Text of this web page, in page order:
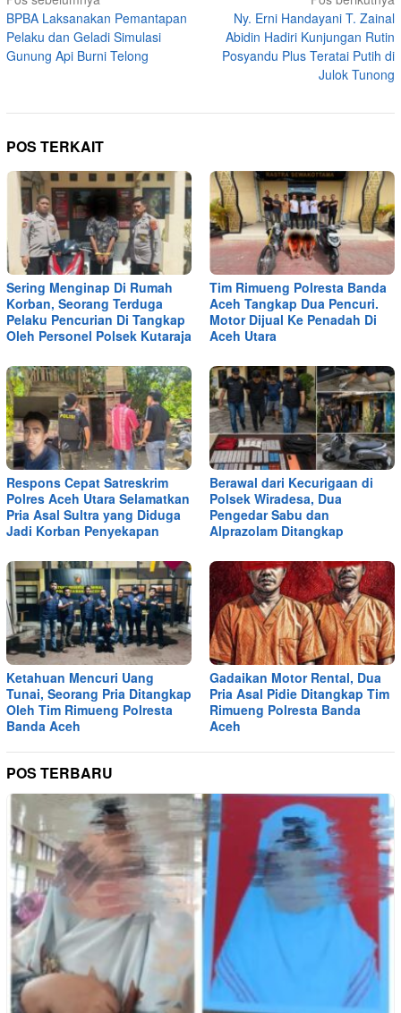
pos
BPBA Laksanakan Pemantapan
Pelaku dan Geladi Simulasi
Gunung Api Burni Telong
Ny. Erni Handayani T. Zainal
Abidin Hadiri Kunjungan Rutin
Posyandu Plus Teratai Putih di
Julok Tunong
POS TERKAIT
Sering Menginap Di Rumah
Korban, Seorang Terduga
Pelaku Pencurian Di Tangkap
Oleh Personel Polsek Kutaraja
Tim Rimueng Polresta Banda
Aceh Tangkap Dua Pencuri.
Motor Dijual Ke Penadah Di
Aceh Utara
Respons Cepat Satreskrim
Polres Aceh Utara Selamatkan
Pria Asal Sultra yang Diduga
Jadi Korban Penyekapan
Berawal dari Kecurigaan di
Polsek Wiradesa, Dua
Pengedar Sabu dan
Alprazolam Ditangkap
Ketahuan Mencuri Uang
Tunai, Seorang Pria Ditangkap
Oleh Tim Rimueng Polresta
Banda Aceh
Gadaikan Motor Rental, Dua
Pria Asal Pidie Ditangkap Tim
Rimueng Polresta Banda
Aceh
POS TERBARU